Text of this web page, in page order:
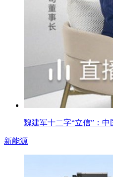
魏建军十二字“立信”：
新能源